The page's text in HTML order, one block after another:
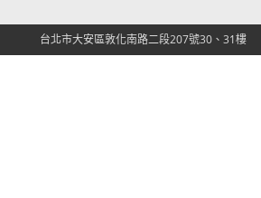
台北市大安區敦化南路二段207號30、31樓